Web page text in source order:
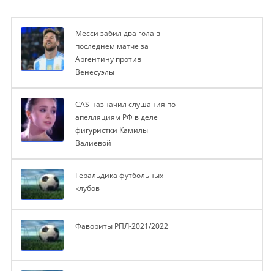
Месси забил два гола в
последнем матче за
Аргентину против
Венесуэлы
CAS назначил слушания по
апелляциям РФ в деле
фигуристки Камилы
Валиевой
Геральдика футбольных
клубов
Фавориты РПЛ-2021/2022